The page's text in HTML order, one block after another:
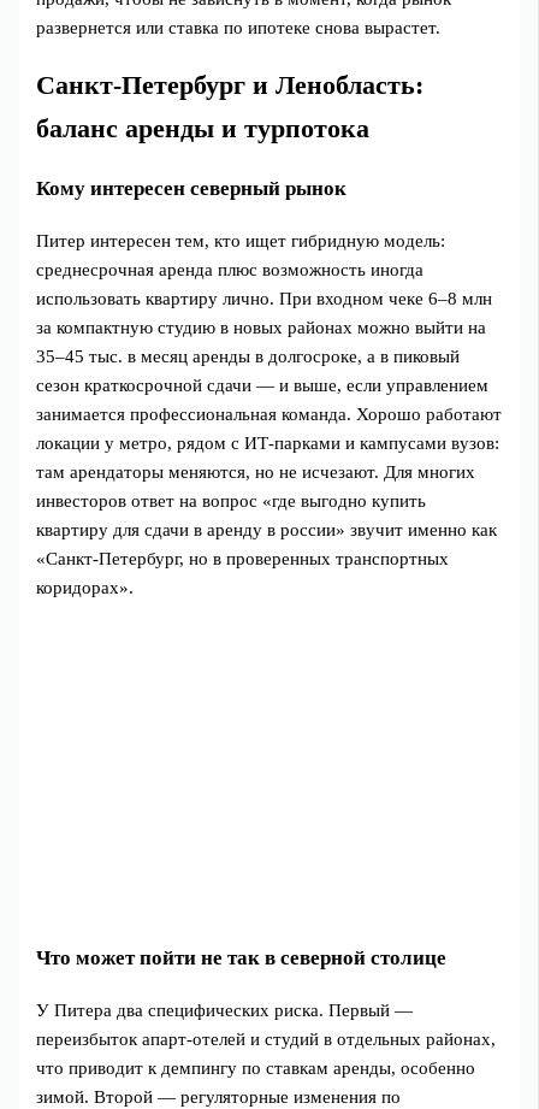
развернется или ставка по ипотеке снова вырастет.
Санкт‑Петербург и Ленобласть:
баланс аренды и турпотока
Кому интересен северный рынок
Питер интересен тем, кто ищет гибридную модель:
среднесрочная аренда плюс возможность иногда
использовать квартиру лично. При входном чеке 6–8 млн
за компактную студию в новых районах можно выйти на
35–45 тыс. в месяц аренды в долгосроке, а в пиковый
сезон краткосрочной сдачи — и выше, если управлением
занимается профессиональная команда. Хорошо работают
локации у метро, рядом с ИТ-парками и кампусами вузов:
там арендаторы меняются, но не исчезают. Для многих
инвесторов ответ на вопрос «где выгодно купить
квартиру для сдачи в аренду в россии» звучит именно как
«Санкт‑Петербург, но в проверенных транспортных
коридорах».
Что может пойти не так в северной столице
У Питера два специфических риска. Первый —
переизбыток апарт‑отелей и студий в отдельных районах,
что приводит к демпингу по ставкам аренды, особенно
зимой. Второй — регуляторные изменения по